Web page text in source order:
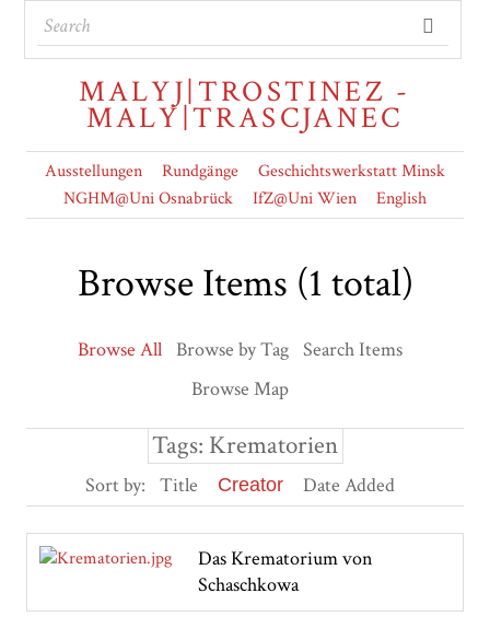
MALYJ|TROSTINEZ -
MALY|TRASCJANEC
Ausstellungen Rundgänge
Geschichtswerkstatt Minsk
NGHM@Uni Osnabrück
IfZ@Uni Wien English
Browse Items (1 total)
Browse All Browse by Tag Search Items
Browse Map
Tags: Krematorien
Sort by: Title Creator Date Added
Das Krematorium von
Schaschkowa